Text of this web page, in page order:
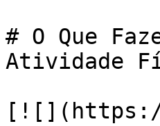
# O Que
Atividade
[![](https://